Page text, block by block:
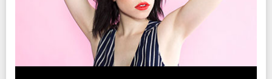
企画・制作・招聘 : クリエイティブマン
ユニバーサルミュージック